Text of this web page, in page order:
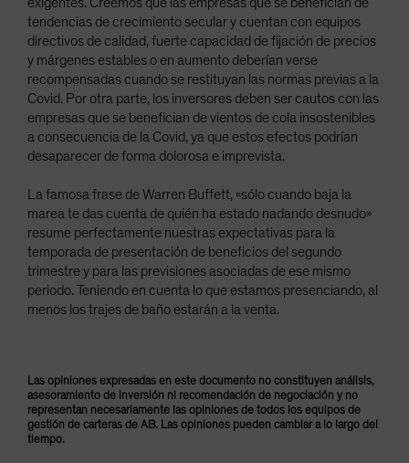
tendencias de crecimiento secular y cuentan con equipos
directivos de calidad, fuerte capacidad de fijación de precios
y márgenes estables o en aumento deberían verse
recompensadas cuando se restituyan las normas previas a la
Covid. Por otra parte, los inversores deben ser cautos con las
empresas que se benefician de vientos de cola insostenibles
a consecuencia de la Covid, ya que estos efectos podrían
desaparecer de forma dolorosa e imprevista.
La famosa frase de Warren Buffett, «sólo cuando baja la
marea te das cuenta de quién ha estado nadando desnudo»
resume perfectamente nuestras expectativas para la
temporada de presentación de beneficios del segundo
trimestre y para las previsiones asociadas de ese mismo
periodo. Teniendo en cuenta lo que estamos presenciando, al
menos los trajes de baño estarán a la venta.
Las opiniones expresadas en este documento no constituyen análisis,
asesoramiento de inversión ni recomendación de negociación y no
representan necesariamente las opiniones de todos los equipos de
gestión de carteras de AB. Las opiniones pueden cambiar a lo largo del
tiempo.